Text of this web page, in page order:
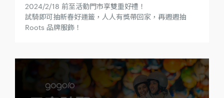
2024/2/18 前至活動門市享雙重好禮！
試騎即可抽新春好運籤，人人有獎帶回家，再週週抽
Roots 品牌服飾！